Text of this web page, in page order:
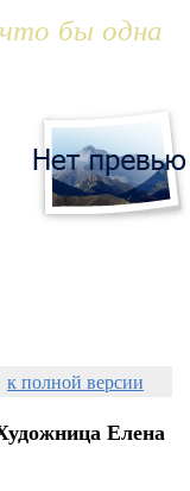
бы одна
к полной версии
Елена